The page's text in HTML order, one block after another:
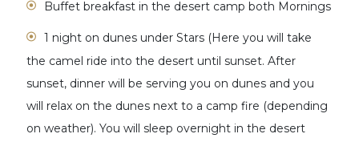
Buffet breakfast in the desert camp both Mornings
1 night on dunes under Stars (Here you will take
the camel ride into the desert until sunset. After
sunset, dinner will be serving you on dunes and you
will relax on the dunes next to a camp fire (depending
on weather). You will sleep overnight in the desert